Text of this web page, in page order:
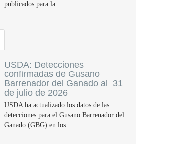
publicados para la...
USDA: Detecciones
confirmadas de Gusano
Barrenador del Ganado al 31
de julio de 2026
USDA ha actualizado los datos de las
detecciones para el Gusano Barrenador del
Ganado (GBG) en los...